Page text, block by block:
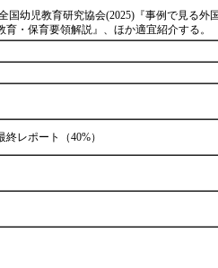
幼児教育研究協会(2025)『事例で見る
・保育要領解説』、ほか適宜紹介する。
レポート（40%）